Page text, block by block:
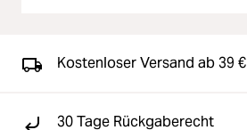
Kostenloser Versand ab 39 €
30 Tage Rückgaberecht